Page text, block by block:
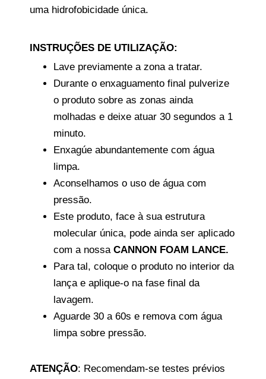
uma hidrofobicidade única.
INSTRUÇÕES DE UTILIZAÇÃO:
Lave previamente a zona a tratar.
Durante o enxaguamento final pulverize
o produto sobre as zonas ainda
molhadas e deixe atuar 30 segundos a 1
minuto.
Enxagúe abundantemente com água
limpa.
Aconselhamos o uso de água com
pressão.
Este produto, face à sua estrutura
molecular única, pode ainda ser aplicado
com a nossa CANNON FOAM LANCE.
Para tal, coloque o produto no interior da
lança e aplique-o na fase final da
lavagem.
Aguarde 30 a 60s e remova com água
limpa sobre pressão.
ATENÇÃO: Recomendam-se testes prévios